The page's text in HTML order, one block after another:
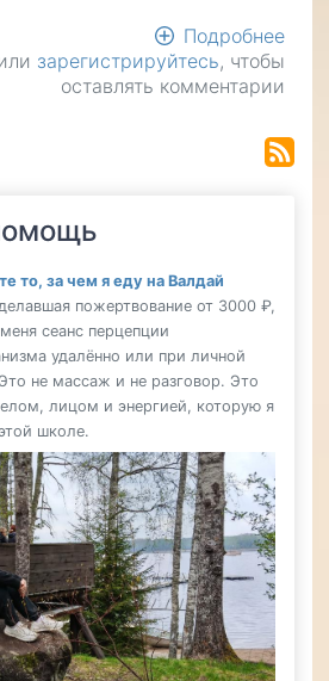
Подробнее
зарегистрируйтесь, чтобы
оставлять комментарии
то, за чем я еду на Валдай
пожертвование от 3000 ₽,
сеанс перцепции
удалённо или при личной
не массаж и не разговор. Это
лицом и энергией, которую я
школе.